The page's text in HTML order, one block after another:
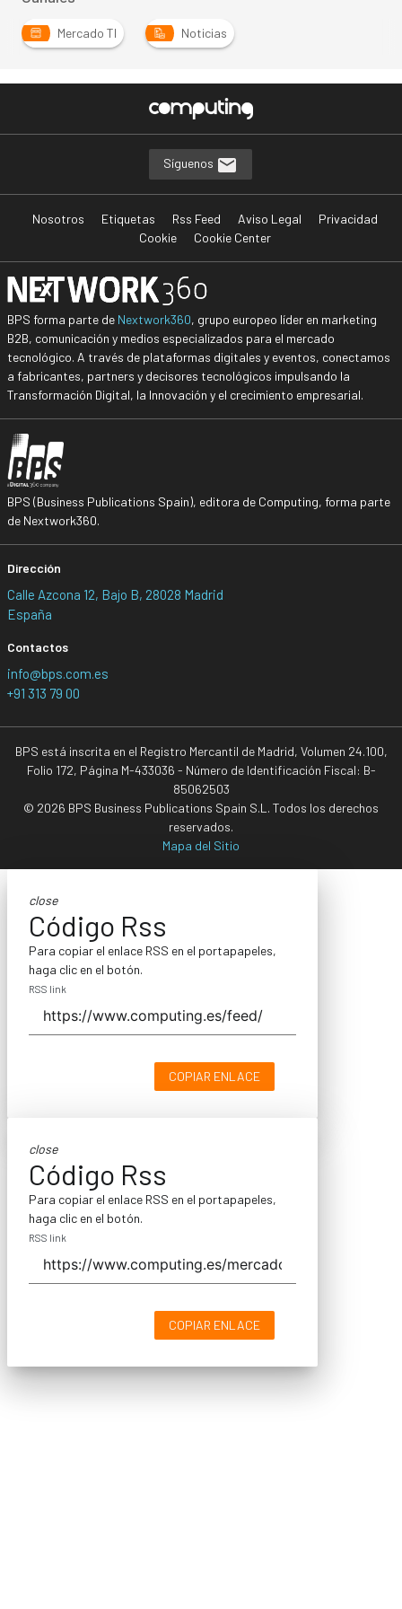
Mercado TI Noticias
Síguenos
Nosotros Etiquetas Rss Feed Aviso Legal
Privacidad
Cookie
Cookie Center
BPS forma parte de Nextwork360, grupo europeo líder en marketing
B2B, comunicación y medios especializados para el mercado
tecnológico. A través de plataformas digitales y eventos, conectamos
a fabricantes, partners y decisores tecnológicos impulsando la
Transformación Digital, la Innovación y el crecimiento empresarial.
BPS (Business Publications Spain), editora de Computing, forma parte
de Nextwork360.
Dirección
Calle Azcona 12, Bajo B, 28028 Madrid
España
Contactos
info@bps.com.es
+91 313 79 00
BPS está inscrita en el Registro Mercantil de Madrid, Volumen 24.100,
Folio 172, Página M-433036 - Número de Identificación Fiscal: B-
85062503
© 2026 BPS Business Publications Spain S.L. Todos los derechos
reservados.
Mapa del Sitio
close
Código Rss
Para copiar el enlace RSS en el portapapeles,
haga clic en el botón.
RSS link
COPIAR ENLACE
close
Código Rss
Para copiar el enlace RSS en el portapapeles,
haga clic en el botón.
RSS link
COPIAR ENLACE